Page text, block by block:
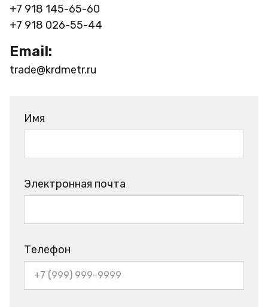
+7 918 145-65-60
+7 918 026-55-44
Email:
trade@krdmetr.ru
Имя
Электронная почта
Телефон